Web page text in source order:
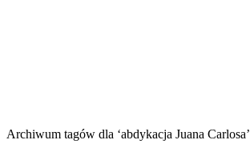
Archiwum tagów dla ‘abdykacja Juana Carlosa’